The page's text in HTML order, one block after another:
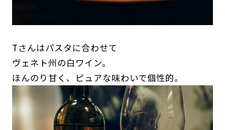
Tさんはパスタに合わせて
ヴェネト州の白ワイン。
ほんのり甘く、ピュアな味わいで個性的。